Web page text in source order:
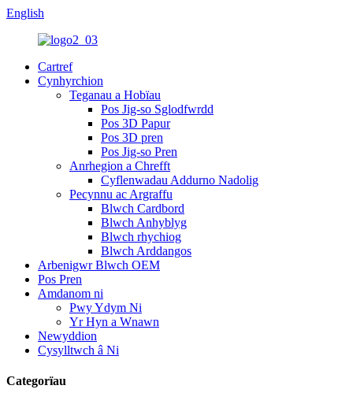
English
Cartref
Cynhyrchion
Teganau a Hobïau
Pos Jig-so Sglodfwrdd
Pos 3D Papur
Pos 3D pren
Pos Jig-so Pren
Anrhegion a Chrefft
Cyflenwadau Addurno Nadolig
Pecynnu ac Argraffu
Blwch Cardbord
Blwch Anhyblyg
Blwch rhychiog
Blwch Arddangos
Arbenigwr Blwch OEM
Pos Pren
Amdanom ni
Pwy Ydym Ni
Yr Hyn a Wnawn
Newyddion
Cysylltwch â Ni
Categorïau